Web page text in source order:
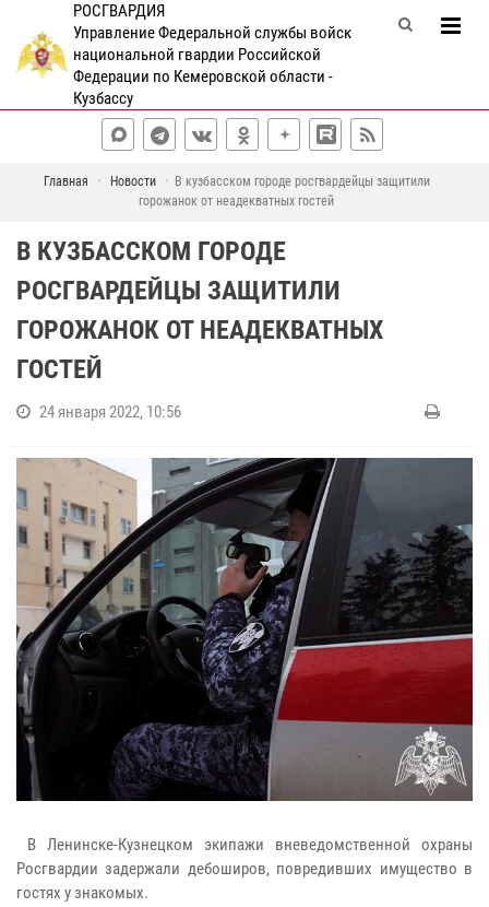
РОСГВАРДИЯ
Управление Федеральной службы войск
национальной гвардии Российской
Федерации по Кемеровской области -
Кузбассу
Главная Новости
В кузбасском городе росгвардейцы защитили
горожанок от неадекватных гостей
В КУЗБАССКОМ ГОРОДЕ
РОСГВАРДЕЙЦЫ ЗАЩИТИЛИ
ГОРОЖАНОК ОТ НЕАДЕКВАТНЫХ
ГОСТЕЙ
24 января 2022, 10:56
В Ленинске-Кузнецком экипажи вневедомственной охраны
Росгвардии задержали дебоширов, повредивших имущество в
гостях у знакомых.